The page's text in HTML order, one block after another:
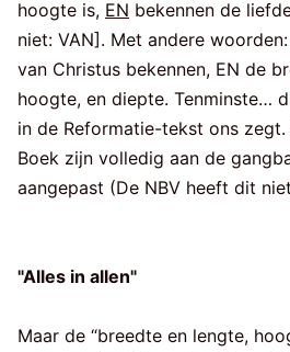
hoogte is, EN bekennen de
niet: VAN]. Met andere
van Christus bekennen, EN de
hoogte, en diepte. Tenminste…
in de Reformatie-tekst ons
Boek zijn volledig aan de
aangepast (De NBV heeft dit
"Alles in allen"
Maar de “breedte en lengte,